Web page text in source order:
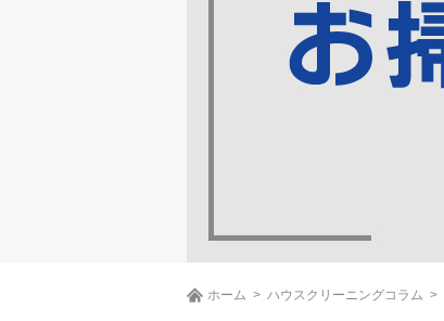
ホーム ハウスクリーニングコラム